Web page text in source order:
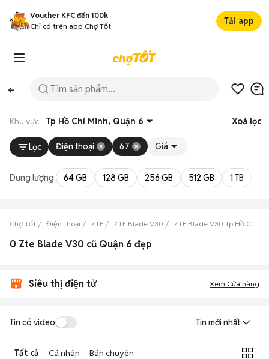
Voucher KFC đến 100k
Chỉ có trên app Chợ Tốt
Tải app
Khu vực: Tp Hồ Chí Minh, Quận 6 Xoá lọc
Lọc Điện thoại 67 Giá
Dung lượng: 64 GB 128 GB 256 GB 512 GB 1 TB
Chợ Tốt Điện thoại ZTE ZTE Blade V30 ZTE Blade V30 Tp Hồ Chí
0 Zte Blade V30 cũ Quận 6 đẹp
Siêu thị điện tử Xem Cửa hàng
Tin có video Tin mới nhất
Tất cả Cá nhân Bán chuyên